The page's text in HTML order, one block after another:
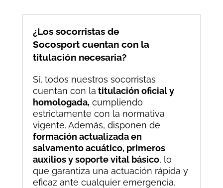
¿Los socorristas de
Socosport cuentan con la
titulación necesaria?
Sí, todos nuestros socorristas
cuentan con la titulación oficial y
homologada,cumpliendo
estrictamente con la normativa
vigente. Además, disponen de
formación actualizada en
salvamento acuático, primeros
auxilios y soporte vital básico, lo
que garantiza una actuación rápida y
eficaz ante cualquier emergencia.